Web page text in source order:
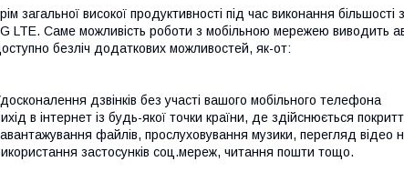
загальної високої продуктивності під час виконання
LTE. Саме можливість роботи з мобільною мережею виводить
безліч додаткових можливостей, як-от:
дзвінків без участі вашого мобільного телефона
в інтернет із будь-якої точки країни, де здійснюється
файлів, прослуховування музики, перегляд відео
застосунків соц.мереж, читання пошти тощо.